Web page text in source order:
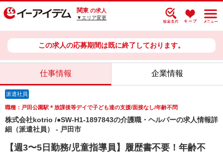
関東 の求人
▼エリア変更
この求人の応募期間は既に終了しております。
仕事情報 企業情報
派遣社員
職種：戸田公園駅＊放課後等デイで子ども達の支援/面接なし/年齢不問
株式会社kotrio /●SW-H1-1897843の介護職・ヘルパーの求人情報詳
細（派遣社員） - 戸田市
【週3〜5日勤務/児童指導員】履歴書不要！年齢不